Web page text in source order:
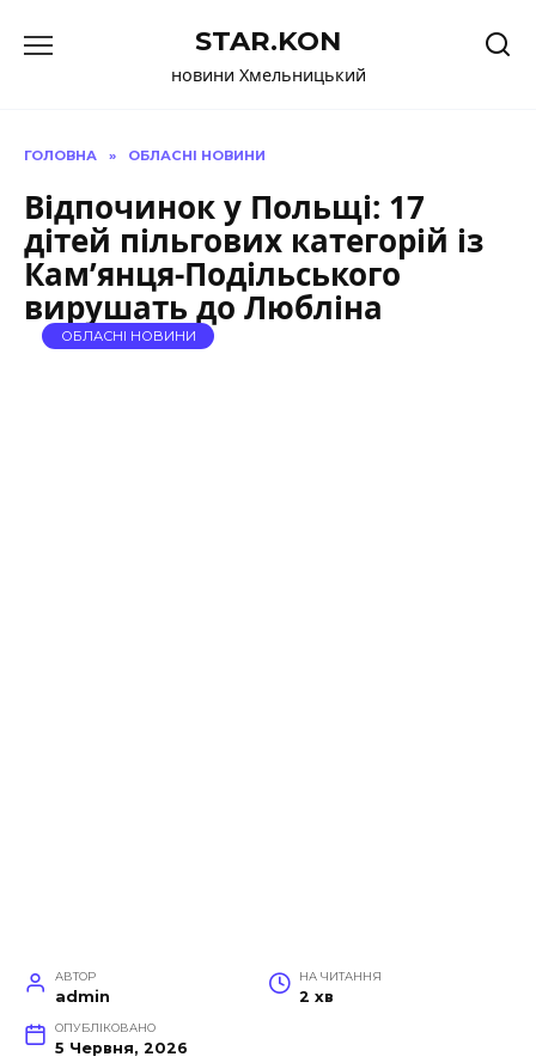
до
STAR.KON
новини Хмельницький
ГОЛОВНА » ОБЛАСНІ НОВИНИ
Відпочинок у Польщі: 17
дітей пільгових категорій із
Кам’янця-Подільського
вирушать до Любліна
ОБЛАСНІ НОВИНИ
АВТОР
admin
НА ЧИТАННЯ
2 хв
ОПУБЛІКОВАНО
5 Червня, 2026